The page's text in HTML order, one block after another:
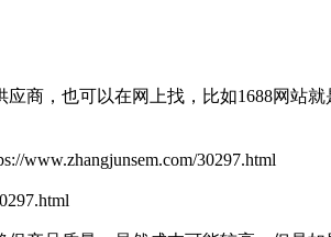
，也可以在网上找，比如1688网站
www.zhangjunsem.com/30297.html